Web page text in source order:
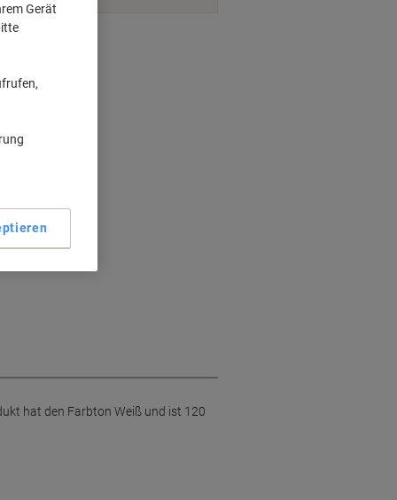
hat den Farbton Weiß und ist 120
Gerät